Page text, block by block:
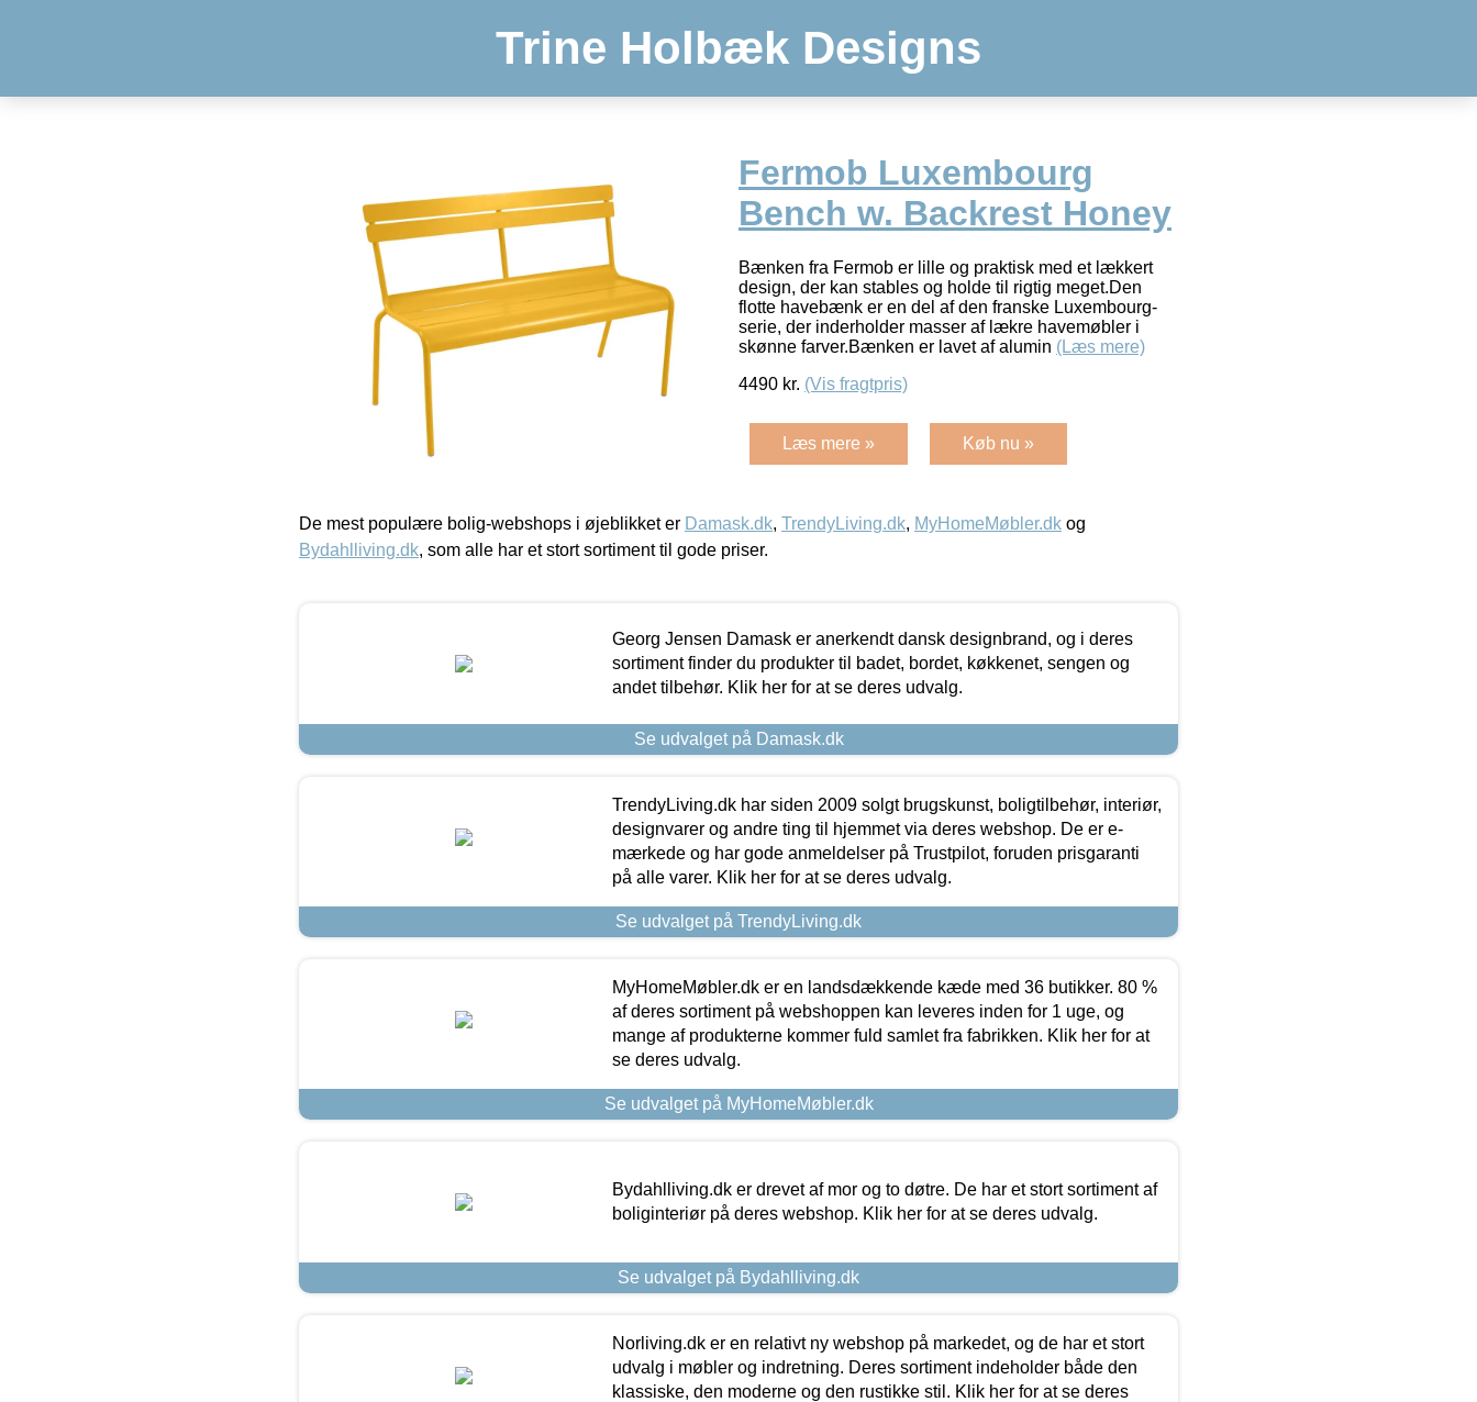
Trine Holbæk Designs
Fermob Luxembourg
Bench w. Backrest Honey
Bænken fra Fermob er lille og praktisk med et lækkert
design, der kan stables og holde til rigtig meget.Den
flotte havebænk er en del af den franske Luxembourg-
serie, der inderholder masser af lækre havemøbler i
skønne farver.Bænken er lavet af alumin (Læs mere)
4490 kr. (Vis fragtpris)
Læs mere » Køb nu »
De mest populære bolig-webshops i øjeblikket er Damask.dk, TrendyLiving.dk, MyHomeMøbler.dk og
Bydahlliving.dk, som alle har et stort sortiment til gode priser.
Georg Jensen Damask er anerkendt dansk designbrand, og i deres
sortiment finder du produkter til badet, bordet, køkkenet, sengen og
andet tilbehør. Klik her for at se deres udvalg.
Se udvalget på Damask.dk
TrendyLiving.dk har siden 2009 solgt brugskunst, boligtilbehør, interiør,
designvarer og andre ting til hjemmet via deres webshop. De er e-
mærkede og har gode anmeldelser på Trustpilot, foruden prisgaranti
på alle varer. Klik her for at se deres udvalg.
Se udvalget på TrendyLiving.dk
MyHomeMøbler.dk er en landsdækkende kæde med 36 butikker. 80 %
af deres sortiment på webshoppen kan leveres inden for 1 uge, og
mange af produkterne kommer fuld samlet fra fabrikken. Klik her for at
se deres udvalg.
Se udvalget på MyHomeMøbler.dk
Bydahlliving.dk er drevet af mor og to døtre. De har et stort sortiment af
boliginteriør på deres webshop. Klik her for at se deres udvalg.
Se udvalget på Bydahlliving.dk
Norliving.dk er en relativt ny webshop på markedet, og de har et stort
udvalg i møbler og indretning. Deres sortiment indeholder både den
klassiske, den moderne og den rustikke stil. Klik her for at se deres